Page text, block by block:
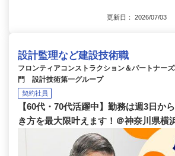
更新日： 2026/07/03
設計監理など建設技術職
フロンティアコンストラクション＆パートナー
門 設計技術第一グループ
契約社員
【60代・70代活躍中】勤務は週3日か
き方を最大限叶えます！＠神奈川県横